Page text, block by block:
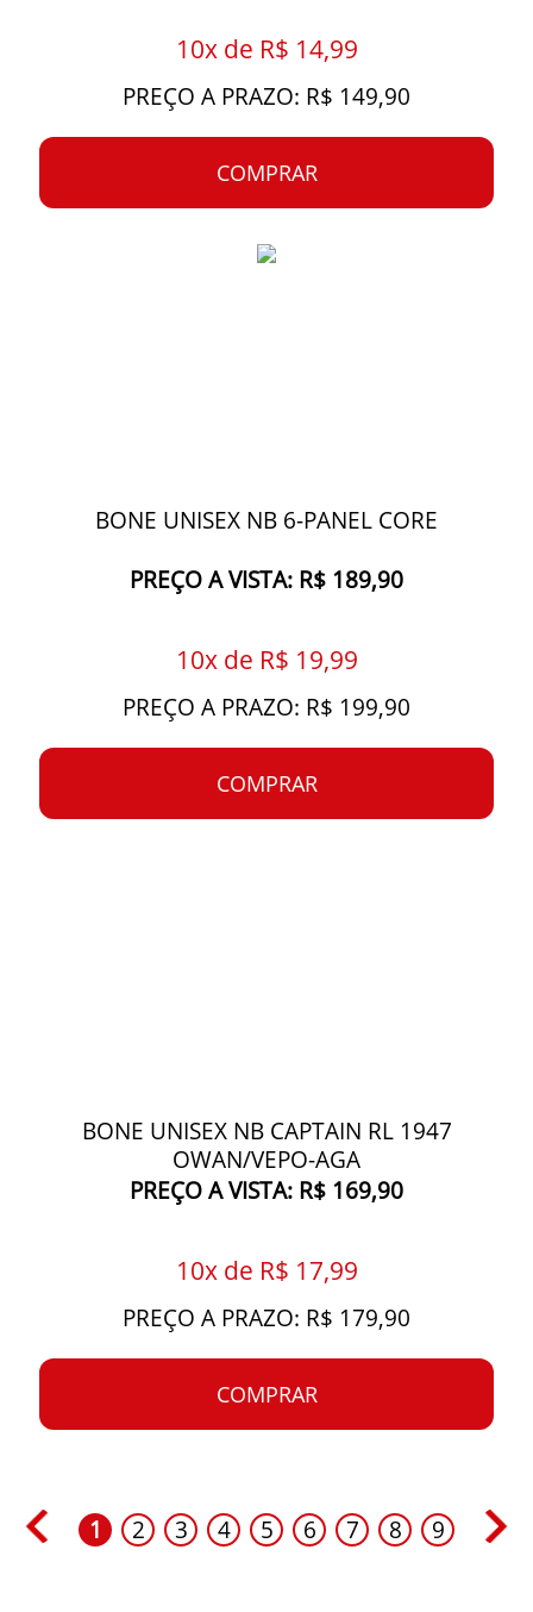
10x de R$ 14,99
PREÇO A PRAZO: R$ 149,90
COMPRAR
BONE UNISEX NB 6-PANEL CORE
PREÇO A VISTA: R$ 189,90
10x de R$ 19,99
PREÇO A PRAZO: R$ 199,90
COMPRAR
BONE UNISEX NB CAPTAIN RL 1947
OWAN/VEPO-AGA
PREÇO A VISTA: R$ 169,90
10x de R$ 17,99
PREÇO A PRAZO: R$ 179,90
COMPRAR
1 2 3 4 5 6 7 8 9